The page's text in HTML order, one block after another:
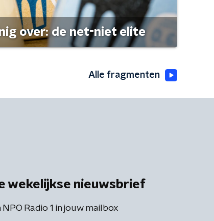
over: de net-niet elite
Alle fragmenten
wekelijkse nieuwsbrief
Radio 1 in jouw mailbox